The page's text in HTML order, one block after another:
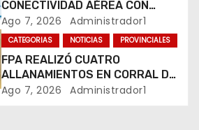
CONECTIVIDAD AÉREA CON
CUATRO VUELOS SEMANALES A
BUENOS AIRES
Ago 7, 2026 Administrador1
CATEGORIAS NOTICIAS PROVINCIALES
FPA REALIZÓ CUATRO
ALLANAMIENTOS EN CORRAL DE
BUSTOS-IFFLINGER
Ago 7, 2026 Administrador1